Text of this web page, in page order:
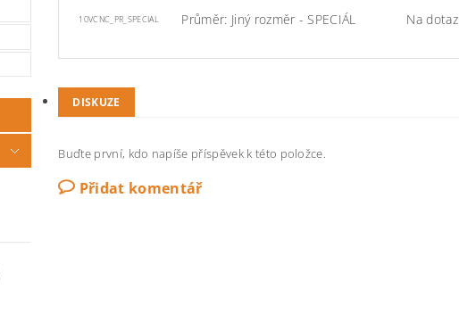
10VCNC_PR_SPECIAL Průměr: Jiný rozměr - SPECIÁL Na dotaz
DISKUZE
Buďte první, kdo napíše příspěvek k této položce.
Přidat komentář